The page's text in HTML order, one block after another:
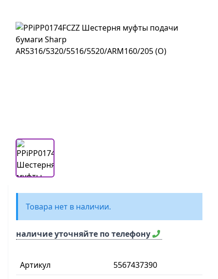
Артикул
5567437390
Товара нет в наличии.
наличие уточняйте по телефону